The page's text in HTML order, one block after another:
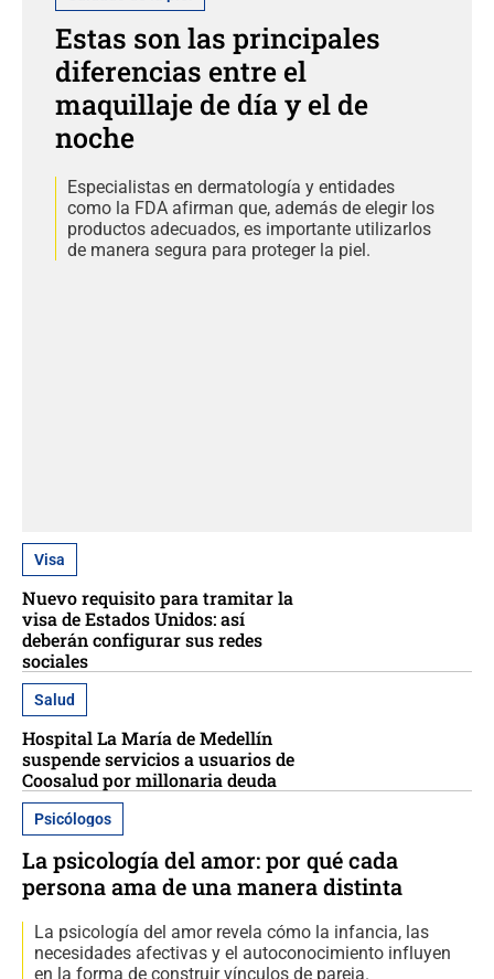
Estas son las principales
diferencias entre el
maquillaje de día y el de
noche
Especialistas en dermatología y entidades
como la FDA afirman que, además de elegir los
productos adecuados, es importante utilizarlos
de manera segura para proteger la piel.
Visa
Nuevo requisito para tramitar la
visa de Estados Unidos: así
deberán configurar sus redes
sociales
Salud
Hospital La María de Medellín
suspende servicios a usuarios de
Coosalud por millonaria deuda
Psicólogos
La psicología del amor: por qué cada
persona ama de una manera distinta
La psicología del amor revela cómo la infancia, las
necesidades afectivas y el autoconocimiento influyen
en la forma de construir vínculos de pareja.